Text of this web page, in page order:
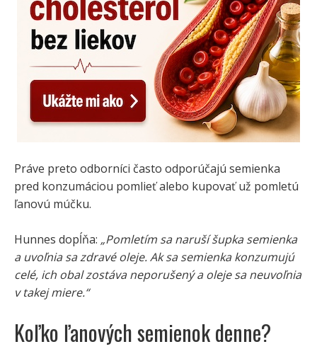
Práve preto odborníci často odporúčajú semienka
pred konzumáciou pomlieť alebo kupovať už pomletú
ľanovú múčku.
Hunnes dopĺňa: „Pomletím sa naruší šupka semienka
a uvoľnia sa zdravé oleje. Ak sa semienka konzumujú
celé, ich obal zostáva neporušený a oleje sa neuvoľnia
v takej miere.“
Koľko ľanových semienok denne?